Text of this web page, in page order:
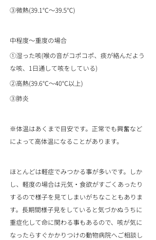
③微熱(39.1℃〜39.5℃)
中程度〜重度の場合
①湿った咳(喉の音がコポコポ、痰が絡んだよう
な咳、1日通して咳をしている)
②高熱(39.6℃〜40℃以上)
③肺炎
※体温はあくまで目安です。正常でも興奮など
によって高体温になることがあります。
ほとんどは軽症でみつかる事が多いです。しか
し、軽度の場合は元気・食欲がすごくあったり
するので様子を見てしまいがちなこともありま
す。長期間様子見をしていると気づかぬうちに
重症化して命に関わる事もあるので、咳が気に
なったらすぐかかりつけの動物病院へご相談し